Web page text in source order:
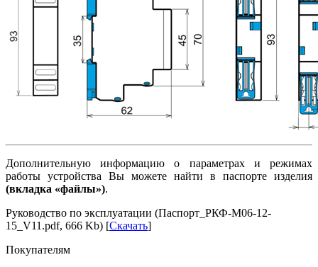
Дополнительную информацию о параметрах и режимах
работы устройства Вы можете найти в паспорте изделия
(вкладка «файлы»).
Руководство по эксплуатации (Паспорт_РКФ-М06-12-
15_V11.pdf, 666 Kb) [Скачать]
Покупателям